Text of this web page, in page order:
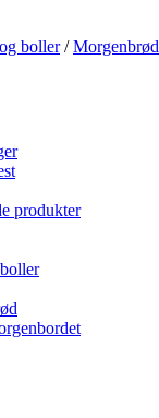
boller/Morgenbrød
produkter